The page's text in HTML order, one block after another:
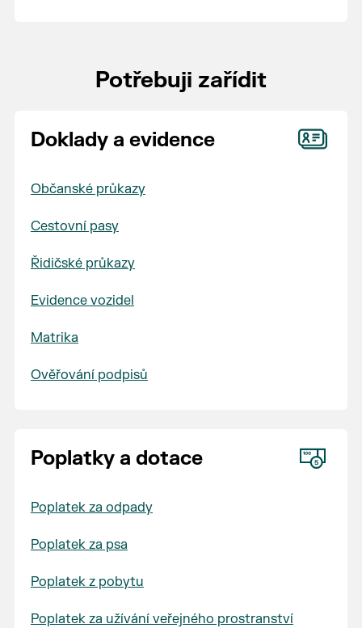
Potřebuji zařídit
Doklady a evidence
Občanské průkazy
Cestovní pasy
Řidičské průkazy
Evidence vozidel
Matrika
Ověřování podpisů
Poplatky a dotace
Poplatek za odpady
Poplatek za psa
Poplatek z pobytu
Poplatek za užívání veřejného prostranství